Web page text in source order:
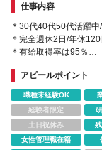
仕事内容
＊30代40代50代活躍
＊完全週休2日/年休
＊有給取得率は95％
＊AIに代用できないコ
アピールポイント
職種未経験OK
経験者限定
土日祝休み
女性管理職在籍